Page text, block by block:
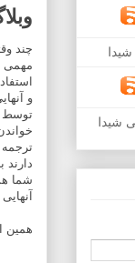
چند
مهمی
و
توسط
شما
همین
شیدا